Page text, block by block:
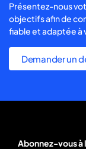
Présentez-nous
objectifs afin de
fiable et adaptée à
Demander un
Abonnez-vous